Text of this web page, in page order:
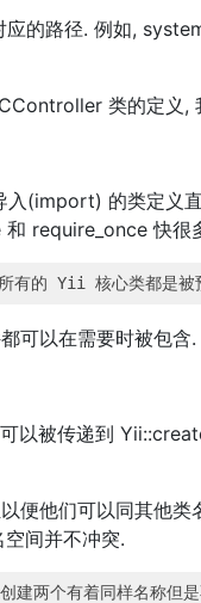
的路径. 例如,
类的定义,
(import) 的类定义
require_once 快很
可以在需要时被包含.
以被传递到
便他们可以同其他类
间并不冲突.
建两个有着同样名称